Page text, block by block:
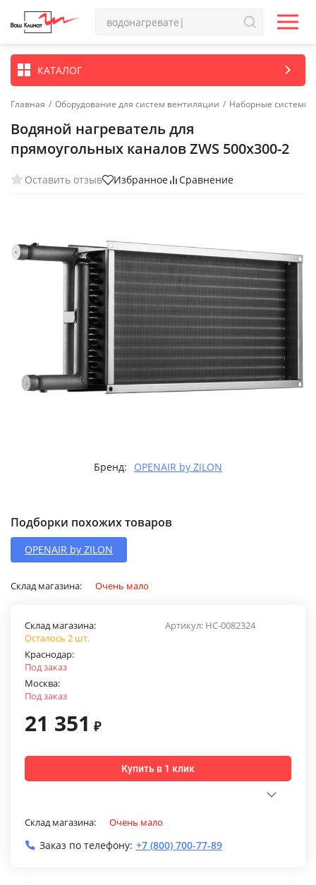
КАТАЛОГ
Главная / Оборудование для систем вентиляции / Наборные системы
Водяной нагреватель для
прямоугольных каналов ZWS 500x300-2
Оставить отзыв Избранное Сравнение
Бренд: OPENAIR by ZILON
Подборки похожих товаров
OPENAIR by ZILON
Склад магазина: Очень мало
Артикул: НС-0082324
Склад магазина:
Осталось 2 шт.
Краснодар:
Под заказ
Москва:
Под заказ
21 351 ₽
Купить в 1 клик
Склад магазина: Очень мало
Заказ по телефону: +7 (800) 700-77-89